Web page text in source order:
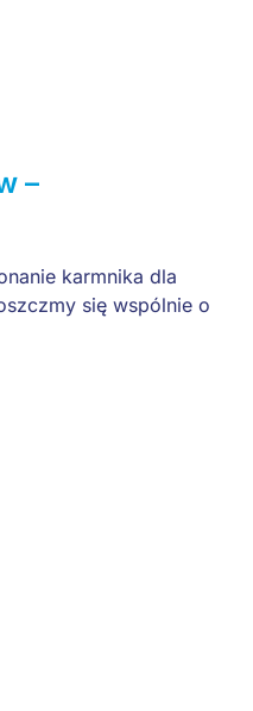
–
karmnika dla
się wspólnie o